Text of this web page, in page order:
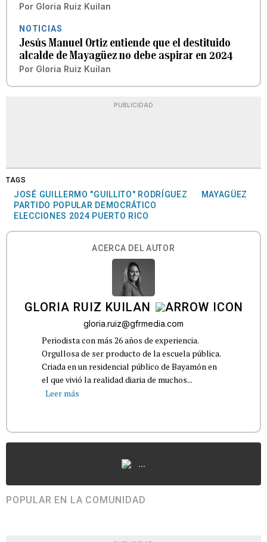
Por Gloria Ruiz Kuilan
NOTICIAS
Jesús Manuel Ortiz entiende que el destituido
alcalde de Mayagüez no debe aspirar en 2024
Por Gloria Ruiz Kuilan
PUBLICIDAD
TAGS
JOSÉ GUILLERMO "GUILLITO" RODRÍGUEZ
MAYAGÜEZ
PARTIDO POPULAR DEMOCRÁTICO
ELECCIONES 2024 PUERTO RICO
ACERCA DEL AUTOR
GLORIA RUIZ KUILAN
gloria.ruiz@gfrmedia.com
Periodista con más 26 años de experiencia.
Orgullosa de ser producto de la escuela pública.
Criada en un residencial público de Bayamón en
el que vivió la realidad diaria de muchos...
Leer más
...
POPULAR EN LA COMUNIDAD